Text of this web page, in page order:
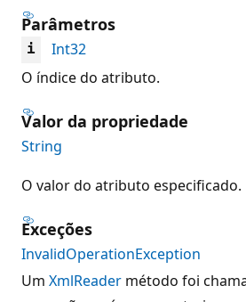
Parâmetros
i
Int32
O índice do atributo.
Valor da propriedade
String
O valor do atributo especificado.
Exceções
InvalidOperationException
Um XmlReader método foi